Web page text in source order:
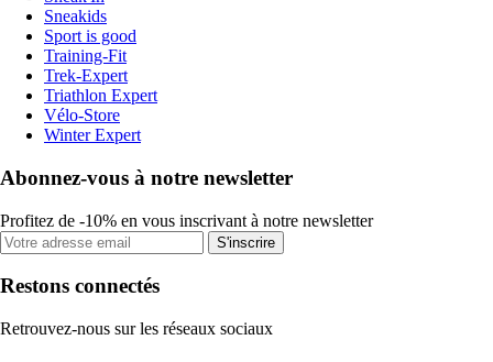
Sneakids
Sport is good
Training-Fit
Trek-Expert
Triathlon Expert
Vélo-Store
Winter Expert
Abonnez-vous à notre newsletter
Profitez de -10% en vous inscrivant à notre newsletter
S'inscrire
Restons connectés
Retrouvez-nous sur les réseaux sociaux